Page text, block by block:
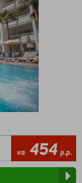
va 454 p.p.